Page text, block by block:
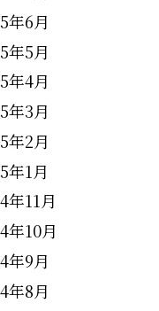
年6月
年5月
年4月
年3月
年2月
年1月
年11月
年10月
年9月
年8月